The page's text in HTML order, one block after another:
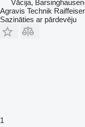
Vācija,
Agravis Technik
Sazināties ar pārdevēju
1